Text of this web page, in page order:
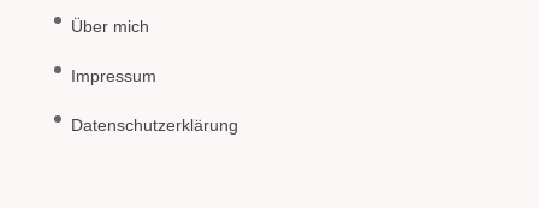
Über mich
Impressum
Datenschutzerklärung